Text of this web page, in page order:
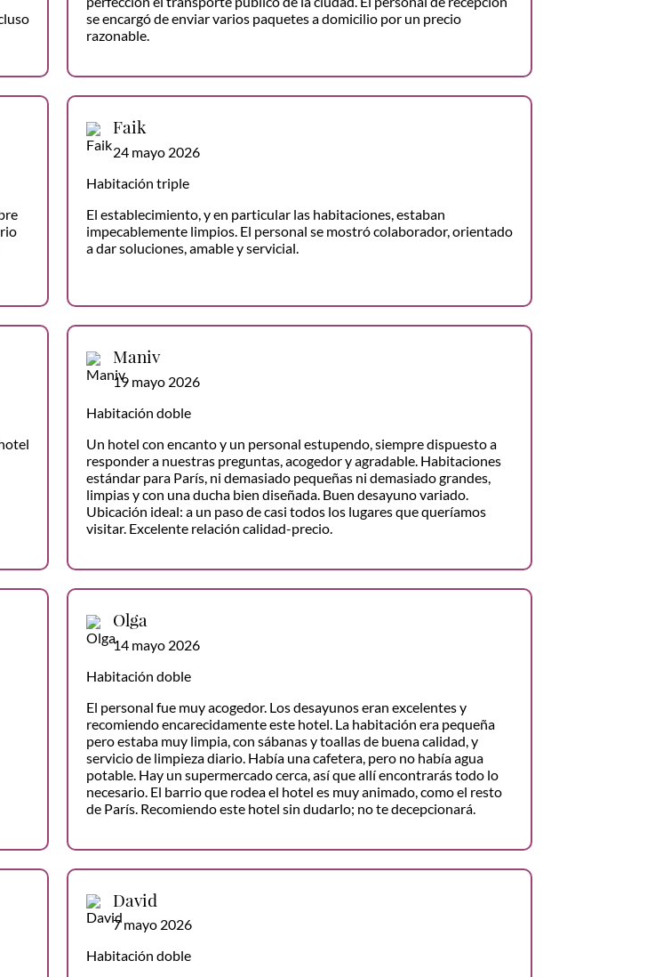
se encargó de enviar varios paquetes a domicilio por un precio
razonable.
Faik
24 mayo 2026
Habitación triple
El establecimiento, y en particular las habitaciones, estaban
impecablemente limpios. El personal se mostró colaborador, orientado
a dar soluciones, amable y servicial.
Maniv
19 mayo 2026
Habitación doble
Un hotel con encanto y un personal estupendo, siempre dispuesto a
responder a nuestras preguntas, acogedor y agradable. Habitaciones
estándar para París, ni demasiado pequeñas ni demasiado grandes,
limpias y con una ducha bien diseñada. Buen desayuno variado.
Ubicación ideal: a un paso de casi todos los lugares que queríamos
visitar. Excelente relación calidad-precio.
Olga
14 mayo 2026
Habitación doble
El personal fue muy acogedor. Los desayunos eran excelentes y
recomiendo encarecidamente este hotel. La habitación era pequeña
pero estaba muy limpia, con sábanas y toallas de buena calidad, y
servicio de limpieza diario. Había una cafetera, pero no había agua
potable. Hay un supermercado cerca, así que allí encontrarás todo lo
necesario. El barrio que rodea el hotel es muy animado, como el resto
de París. Recomiendo este hotel sin dudarlo; no te decepcionará.
David
7 mayo 2026
Habitación doble